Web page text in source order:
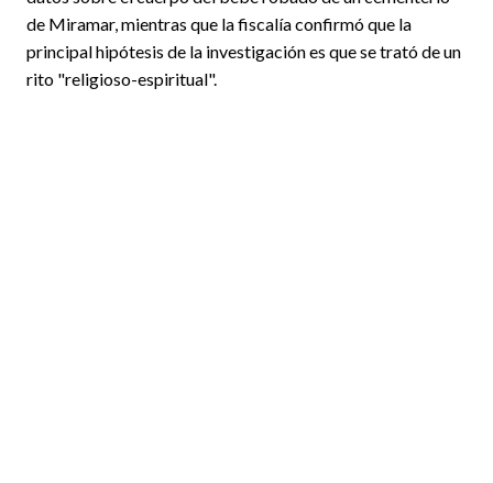
de Miramar, mientras que la fiscalía confirmó que la
principal hipótesis de la investigación es que se trató de un
rito "religioso-espiritual".